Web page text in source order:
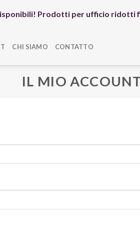
Prodotti per ufficio ridotti
CHI SIAMO CONTATTO
IL MIO